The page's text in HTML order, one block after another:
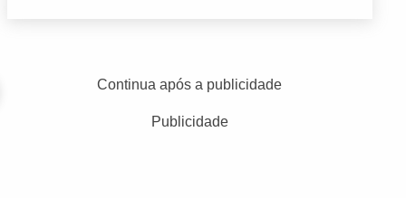
Continua após a publicidade
Publicidade